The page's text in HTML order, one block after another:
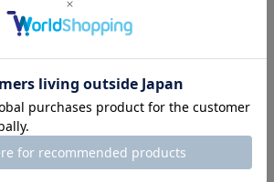
ので是非店頭でもご覧になられてみてくだ